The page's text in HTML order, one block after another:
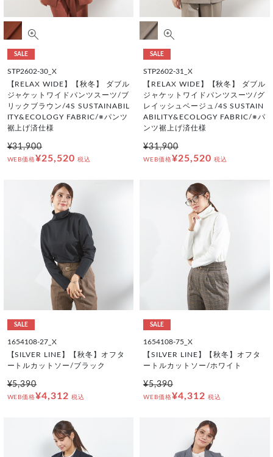
SALE
STP2602-30_X
【RELAX WIDE】【秋冬】 ダブル
ジャケットワイドパンツスーツ/ブ
リックブラウン/4S SUSTAINABIL
ITY&ECOLOGY FABRIC/※パンツ
裾上げ済仕様
¥31,900
WEB価格¥25,520 税込
SALE
STP2602-31_X
【RELAX WIDE】【秋冬】 ダブル
ジャケットワイドパンツスーツ/グ
レイッシュベージュ/4S SUSTAIN
ABILITY&ECOLOGY FABRIC/※パ
ンツ裾上げ済仕様
¥31,900
WEB価格¥25,520 税込
SALE
1654108-27_X
【SILVER LINE】【秋冬】オフタ
ートルカットソー/ブラック
¥5,390
WEB価格¥4,312 税込
SALE
1654108-75_X
【SILVER LINE】【秋冬】オフタ
ートルカットソー/ホワイト
¥5,390
WEB価格¥4,312 税込